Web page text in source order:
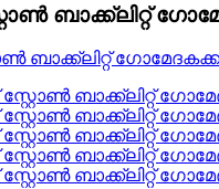
ബാക്ക്‌ലിറ്റ്